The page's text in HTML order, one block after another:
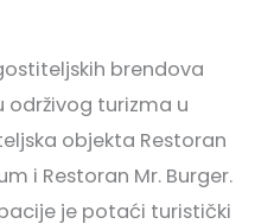
brendova
održivog turizma u
objekta Restoran
i Restoran Mr. Burger.
je potaći turistički